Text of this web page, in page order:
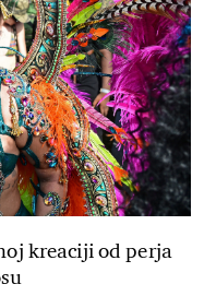
kreaciji od perja